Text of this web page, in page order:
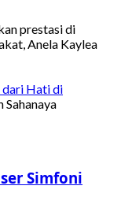
prestasi di
Anela Kaylea
dari Hati di
Simfoni